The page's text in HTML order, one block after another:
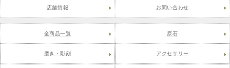
店舗情報 お問い合わせ
全商品一覧 原石
磨き・彫刻 アクセサリー